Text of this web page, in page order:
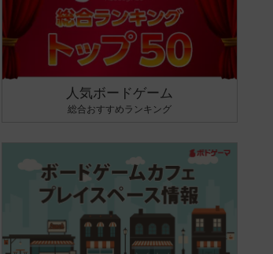
人気ボードゲーム
総合おすすめランキング